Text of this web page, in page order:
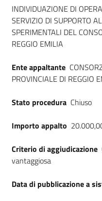
English
site
Seguici
Dati del bando
INDIVIDUAZIONE DI
SERVIZIO DI SUPPORTO
SPERIMENTALI DEL
REGGIO EMILIA
Ente appaltante
PROVINCIALE DI REGGIO
Stato procedura Chiuso
Importo appalto
Criterio di aggiudicazione
vantaggiosa
Data di pubblicazione a